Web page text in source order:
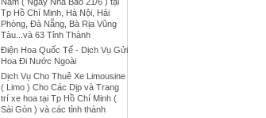
Tp Hồ Chí Minh, Hà Nội, Hải
Phòng, Đà Nẵng, Bà Rịa Vũng
Tàu...và 63 Tỉnh Thành
Điện Hoa Quốc Tế - Dịch Vụ Gửi
Hoa Đi Nước Ngoài
Dịch Vụ Cho Thuê Xe Limousine
( Limo ) Cho Các Dịp và Trang
trí xe hoa tại Tp Hồ Chí Minh (
Sài Gòn ) và các tỉnh thành